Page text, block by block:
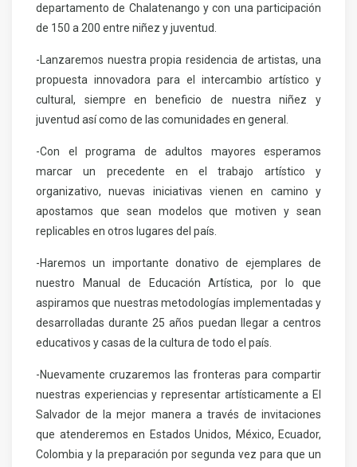
departamento de Chalatenango y con una participación
de 150 a 200 entre niñez y juventud.
-Lanzaremos nuestra propia residencia de artistas, una
propuesta innovadora para el intercambio artístico y
cultural, siempre en beneficio de nuestra niñez y
juventud así como de las comunidades en general.
-Con el programa de adultos mayores esperamos
marcar un precedente en el trabajo artístico y
organizativo, nuevas iniciativas vienen en camino y
apostamos que sean modelos que motiven y sean
replicables en otros lugares del país.
-Haremos un importante donativo de ejemplares de
nuestro Manual de Educación Artística, por lo que
aspiramos que nuestras metodologías implementadas y
desarrolladas durante 25 años puedan llegar a centros
educativos y casas de la cultura de todo el país.
-Nuevamente cruzaremos las fronteras para compartir
nuestras experiencias y representar artísticamente a El
Salvador de la mejor manera a través de invitaciones
que atenderemos en Estados Unidos, México, Ecuador,
Colombia y la preparación por segunda vez para que un